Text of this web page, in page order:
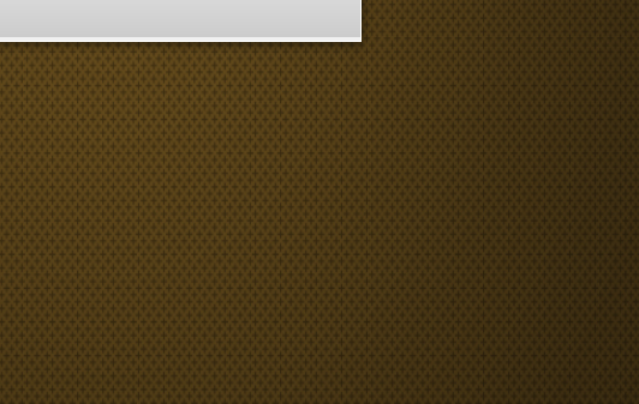
☆GUNちゃん☆.GUN
yukikiyo
野上 亜紀